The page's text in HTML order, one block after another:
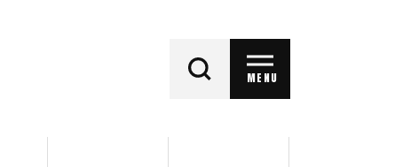
MENU